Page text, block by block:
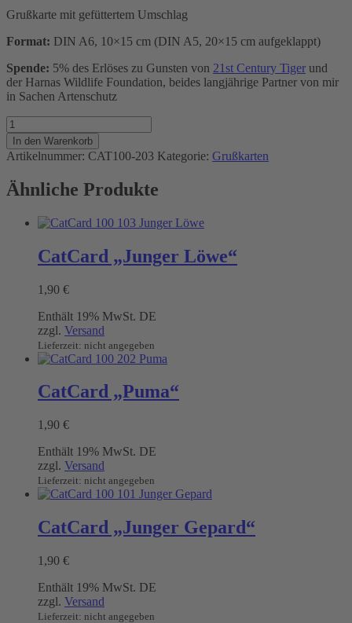
Grußkarte mit gefüttertem Umschlag
Format: DIN A6, 10×15 cm (DIN A5, 20×15 cm aufgeklappt)
Spende: 5% des Erlöses zu Gunsten von 21st Century Tiger und
der Harnas Wildlife Foundation, beides langjährige Partner von mir
in Sachen Artenschutz
CatCard
"Löwe"
Menge
In den Warenkorb
Artikelnummer: CAT100-203 Kategorie: Grußkarten
Ähnliche Produkte
CatCard „Junger Löwe“
1,90 €
Enthält 19% MwSt. DE
zzgl. Versand
Lieferzeit: nicht angegeben
CatCard „Puma“
1,90 €
Enthält 19% MwSt. DE
zzgl. Versand
Lieferzeit: nicht angegeben
CatCard „Junger Gepard“
1,90 €
Enthält 19% MwSt. DE
zzgl. Versand
Lieferzeit: nicht angegeben